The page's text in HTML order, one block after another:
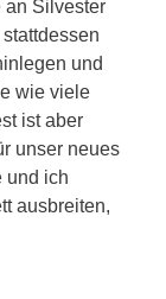
an Silvester
und
wie viele
ist aber
unser neues
und ich
ausbreiten,